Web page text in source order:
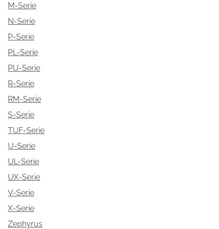
M-Serie
N-Serie
P-Serie
PL-Serie
PU-Serie
R-Serie
RM-Serie
S-Serie
TUF-Serie
U-Serie
UL-Serie
UX-Serie
V-Serie
X-Serie
Zephyrus